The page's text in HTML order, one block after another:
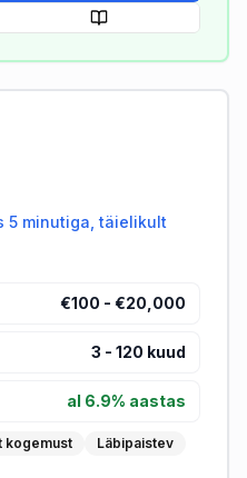
5 minutiga, täielikult
€100 - €20,000
3 - 120 kuud
al 6.9% aastas
kogemust Läbipaistev